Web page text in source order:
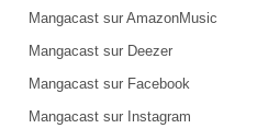
Mangacast sur AmazonMusic
Mangacast sur Deezer
Mangacast sur Facebook
Mangacast sur Instagram